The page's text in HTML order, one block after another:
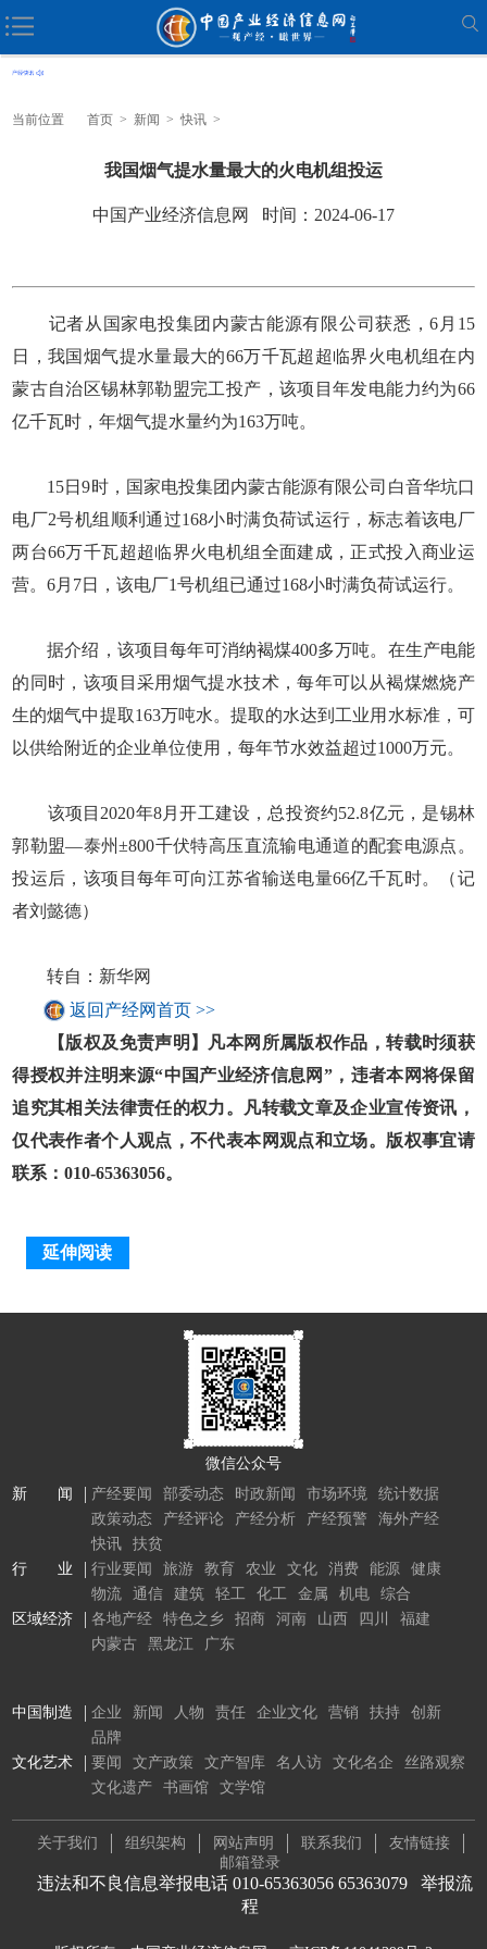
当前位置 首页 > 新闻 > 快讯 >
我国烟气提水量最大的火电机组投运
中国产业经济信息网 时间：2024-06-17
记者从国家电投集团内蒙古能源有限公司获悉，6月15
日，我国烟气提水量最大的66万千瓦超超临界火电机组在内
蒙古自治区锡林郭勒盟完工投产，该项目年发电能力约为66
亿千瓦时，年烟气提水量约为163万吨。
15日9时，国家电投集团内蒙古能源有限公司白音华坑口
电厂2号机组顺利通过168小时满负荷试运行，标志着该电厂
两台66万千瓦超超临界火电机组全面建成，正式投入商业运
营。6月7日，该电厂1号机组已通过168小时满负荷试运行。
据介绍，该项目每年可消纳褐煤400多万吨。在生产电能
的同时，该项目采用烟气提水技术，每年可以从褐煤燃烧产
生的烟气中提取163万吨水。提取的水达到工业用水标准，可
以供给附近的企业单位使用，每年节水效益超过1000万元。
该项目2020年8月开工建设，总投资约52.8亿元，是锡林
郭勒盟—泰州±800千伏特高压直流输电通道的配套电源点。
投运后，该项目每年可向江苏省输送电量66亿千瓦时。（记
者刘懿德）
转自：新华网
返回产经网首页 >>
【版权及免责声明】凡本网所属版权作品，转载时须获
得授权并注明来源“中国产业经济信息网”，违者本网将保留
追究其相关法律责任的权力。凡转载文章及企业宣传资讯，
仅代表作者个人观点，不代表本网观点和立场。版权事宜请
联系：010-65363056。
延伸阅读
微信公众号
新 闻
产经要闻 部委动态 时政新闻 市场环境
统计数据
政策动态
产经评论 产经分析 产经预警
海外产经
快讯
扶贫
行 业
行业要闻 旅游 教育 农业 文化 消费 能源
健康
物流
通信 建筑 轻工 化工 金属 机电
综合
区域经济
各地产经 特色之乡 招商 河南 山西 四川
福建
内蒙古
黑龙江 广东
中国制造 企业 新闻 人物 责任 企业文化 营销 扶持
创新
品牌
文化艺术
要闻 文产政策 文产智库 名人访 文化名企
丝路观察
文化遗产
书画馆 文学馆
关于我们 组织架构 网站声明 联系我们
友情链接
邮箱登录
违法和不良信息举报电话 010-65363056 65363079 举报流
程